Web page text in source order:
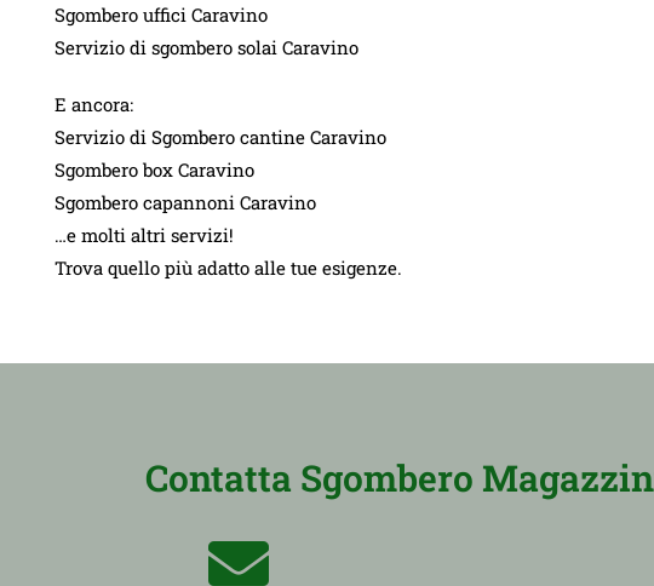
Sgombero uffici Caravino
Servizio di sgombero solai Caravino
E ancora:
Servizio di Sgombero cantine Caravino
Sgombero box Caravino
Sgombero capannoni Caravino
…e molti altri servizi!
Trova quello più adatto alle tue esigenze.
Contatta Sgombero